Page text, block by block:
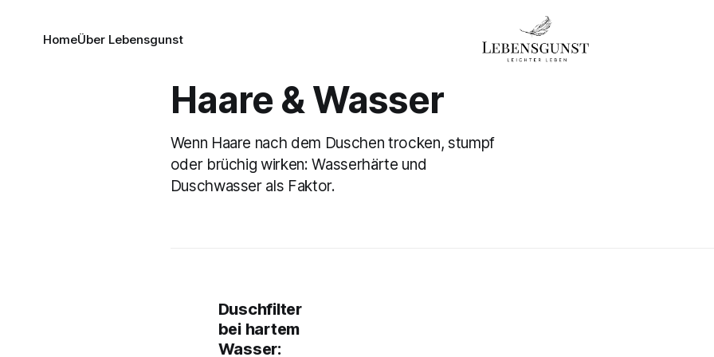
HomeÜber Lebensgunst
Haare & Wasser
Wenn Haare nach dem Duschen trocken, stumpf
oder brüchig wirken: Wasserhärte und
Duschwasser als Faktor.
Duschfilter
bei hartem
Wasser: